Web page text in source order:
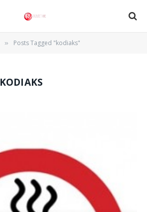
» Posts Tagged "kodiaks"
KODIAKS